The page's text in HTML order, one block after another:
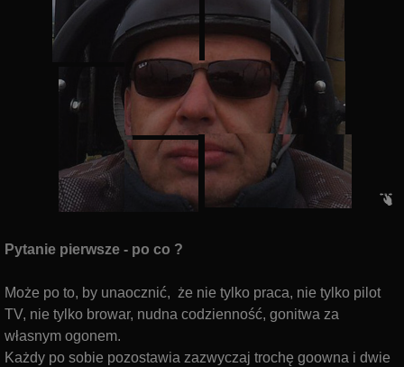
Pytanie pierwsze - po co ?
Może po to, by unaocznić, że nie tylko praca, nie tylko pilot
TV, nie tylko browar, nudna codzienność, gonitwa za
własnym ogonem.
Każdy po sobie pozostawia zazwyczaj trochę goowna i dwie